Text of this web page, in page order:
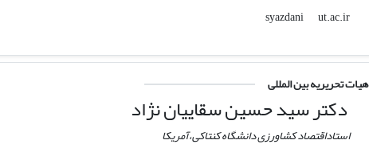
syazdani
ut.ac.ir
هیات تحریریه بین المللی
دکتر سید حسین سقاییان نژاد
استاداقتصاد کشاورزی دانشگاه کنتاکی،آمریکا